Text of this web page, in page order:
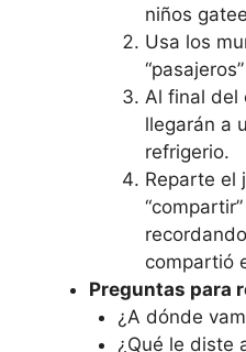
niños
Usa los
Al final del
llegarán a
refrigerio.
Reparte el
compartió
Preguntas para
¿A dónde
¿Qué le diste